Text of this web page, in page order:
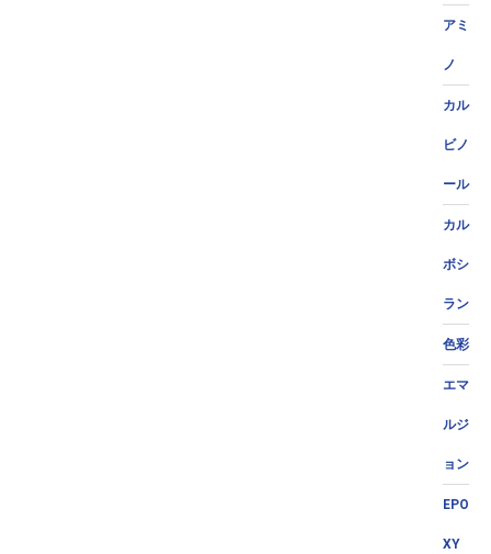
アミ
ノ
カル
ビノ
ール
カル
ボシ
ラン
色彩
エマ
ルジ
ョン
EPO
XY